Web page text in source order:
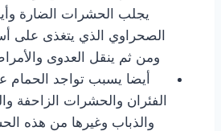
يجلب الحشرات الضارة
الصحراوي الذي يتغذى على
ومن ثم ينقل العدوى
أيضا يسبب تواجد الحمام
الفئران والحشرات الزاحفة
والذباب وغيرها من هذه